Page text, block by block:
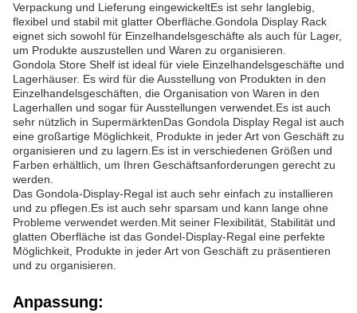
Verpackung und Lieferung eingewickeltEs ist sehr langlebig,
flexibel und stabil mit glatter Oberfläche.Gondola Display Rack
eignet sich sowohl für Einzelhandelsgeschäfte als auch für Lager,
um Produkte auszustellen und Waren zu organisieren.
Gondola Store Shelf ist ideal für viele Einzelhandelsgeschäfte und
Lagerhäuser. Es wird für die Ausstellung von Produkten in den
Einzelhandelsgeschäften, die Organisation von Waren in den
Lagerhallen und sogar für Ausstellungen verwendet.Es ist auch
sehr nützlich in SupermärktenDas Gondola Display Regal ist auch
eine großartige Möglichkeit, Produkte in jeder Art von Geschäft zu
organisieren und zu lagern.Es ist in verschiedenen Größen und
Farben erhältlich, um Ihren Geschäftsanforderungen gerecht zu
werden.
Das Gondola-Display-Regal ist auch sehr einfach zu installieren
und zu pflegen.Es ist auch sehr sparsam und kann lange ohne
Probleme verwendet werden.Mit seiner Flexibilität, Stabilität und
glatten Oberfläche ist das Gondel-Display-Regal eine perfekte
Möglichkeit, Produkte in jeder Art von Geschäft zu präsentieren
und zu organisieren.
Anpassung: